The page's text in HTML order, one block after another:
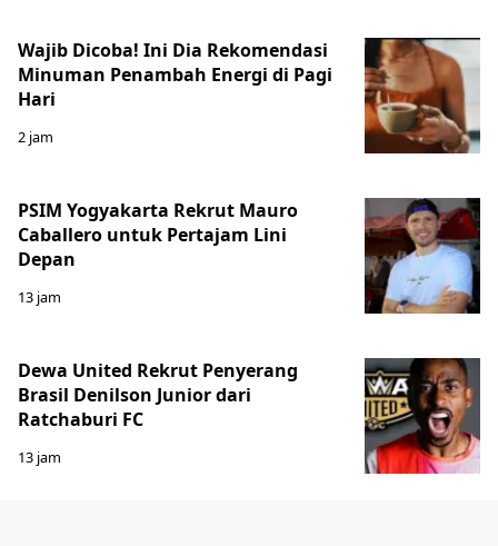
Wajib Dicoba! Ini Dia Rekomendasi
Minuman Penambah Energi di Pagi
Hari
2 jam
PSIM Yogyakarta Rekrut Mauro
Caballero untuk Pertajam Lini
Depan
13 jam
Dewa United Rekrut Penyerang
Brasil Denilson Junior dari
Ratchaburi FC
13 jam